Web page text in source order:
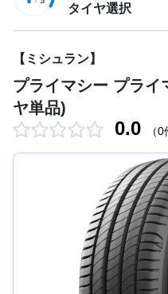
タイヤ選択
【ミシュラン】
プライマシー プライ
ヤ単品)
0.0 （